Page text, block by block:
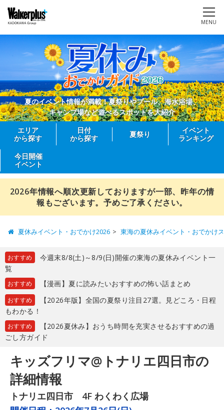
MENU
夏のイベント情報が満載！夏祭りやプール、海水浴場、
キャンプ場など遊べるスポットを大紹介
エリア
から探す
日付
から探す
夏祭り
イベント
ランキング
今日開催
イベント
2026年情報へ順次更新しておりますが一部、昨年の情
報もございます。予めご了承ください。
夏休みイベント・おでかけ2026 東海の夏休みイベント・おでかけ
おすすめ
今週末8/8(土)～8/9(日)開催の東海の夏休みイベント一
覧
おすすめ 【漫画】夏に読みたいおすすめの怖い話まとめ
おすすめ
【2026年版】全国の夏祭り注目27選。見どころ・日程
もわかる！
おすすめ
【2026夏休み】おうち時間を充実させるおすすめの過
ごし方ガイド
キッズフリマ@トナリエ四日市の
詳細情報
トナリエ四日市 4F わくわく広場